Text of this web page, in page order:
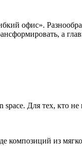
офис».
а
space. Для тех, кто
из